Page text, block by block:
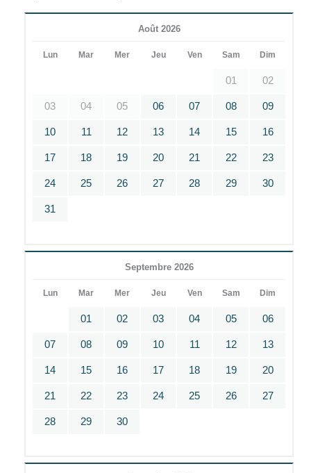
Août 2026
Lun Mar Mer Jeu Ven Sam Dim
01 02
03 04 05 06 07 08 09
10 11 12 13 14 15 16
17 18 19 20 21 22 23
24 25 26 27 28 29 30
31
Septembre 2026
Lun Mar Mer Jeu Ven Sam Dim
01 02 03 04 05 06
07 08 09 10 11 12 13
14 15 16 17 18 19 20
21 22 23 24 25 26 27
28 29 30